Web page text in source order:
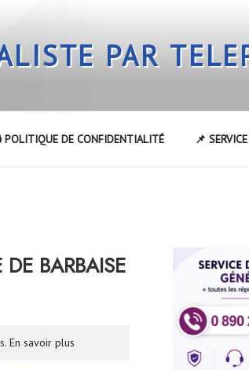
PAR
POLITIQUE DE CONFIDENTIALITÉ 📌
BARBAISE
En savoir plus